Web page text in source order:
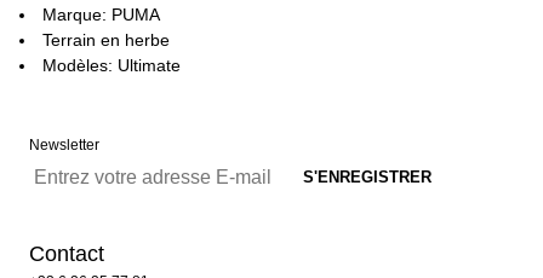
Marque: PUMA
Terrain en herbe
Modèles: Ultimate
Newsletter
Contact